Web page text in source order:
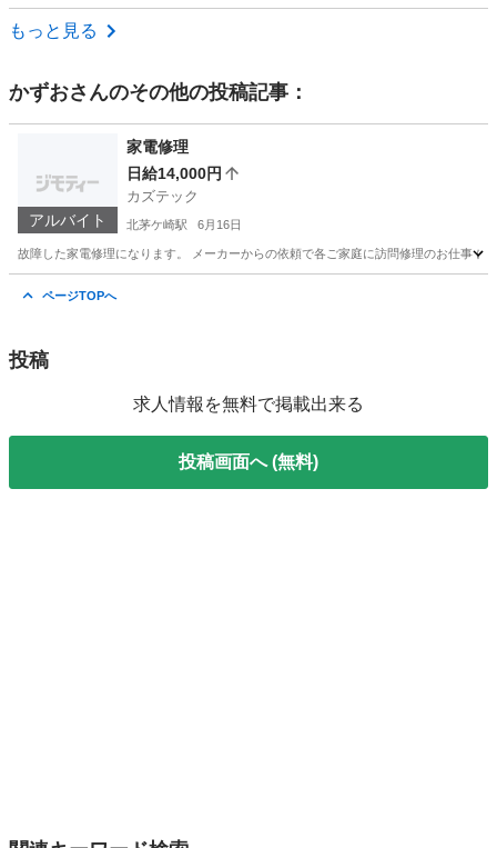
神奈川 相模原市
もっと見る
かずおさんのその他の投稿記事：
アルバイト
家電修理
日給14,000円
カズテック
北茅ケ崎駅 6月16日
故障した家電修理になります。 メーカーからの依頼で各ご家庭に訪問修理のお仕事
ページTOPへ
投稿
求人情報を無料で掲載出来る
投稿画面へ (無料)